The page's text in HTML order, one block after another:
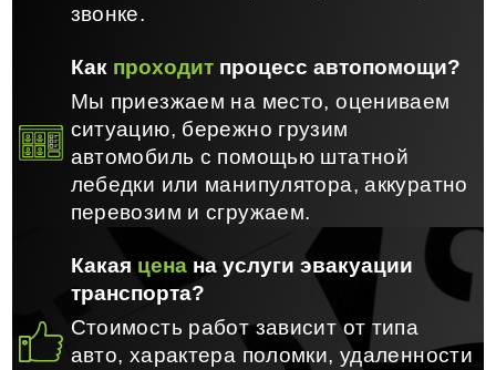
звонке.
Как проходитпроцесс автопомощи?
Мы приезжаем на место, оцениваем
ситуацию, бережно грузим
автомобиль с помощью штатной
лебедки или манипулятора, аккуратно
перевозим и сгружаем.
Какая ценана услуги эвакуации
транспорта?
Стоимость работ зависит от типа
авто, характера поломки, удаленности